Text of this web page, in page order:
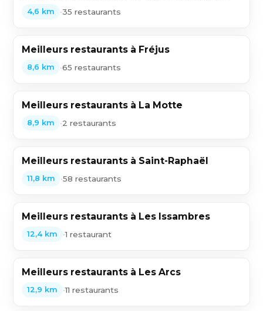
4,6 km •35 restaurants
Meilleurs restaurants à Fréjus
8,6 km •65 restaurants
Meilleurs restaurants à La Motte
8,9 km •2 restaurants
Meilleurs restaurants à Saint-Raphaël
11,8 km •58 restaurants
Meilleurs restaurants à Les Issambres
12,4 km •1 restaurant
Meilleurs restaurants à Les Arcs
12,9 km •11 restaurants